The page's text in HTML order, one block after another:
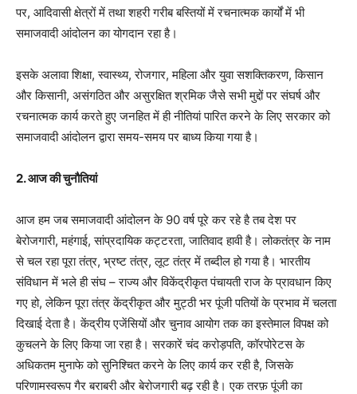
पर, आदिवासी क्षेत्रों में तथा शहरी गरीब बस्तियों में रचनात्मक कार्यों में भी
समाजवादी आंदोलन का योगदान रहा है।
इसके अलावा शिक्षा, स्वास्थ्य, रोजगार, महिला और युवा सशक्तिकरण, किसान
और किसानी, असंगठित और असुरक्षित श्रमिक जैसे सभी मुद्दों पर संघर्ष और
रचनात्मक कार्य करते हुए जनहित में ही नीतियां पारित करने के लिए सरकार को
समाजवादी आंदोलन द्वारा समय-समय पर बाध्य किया गया है।
2. आज की चुनौतियां
आज हम जब समाजवादी आंदोलन के 90 वर्ष पूरे कर रहे है तब देश पर
बेरोजगारी, महंगाई, सांप्रदायिक कट्टरता, जातिवाद हावी है। लोकतंत्र के नाम
से चल रहा पूरा तंत्र, भ्रष्ट तंत्र, लूट तंत्र में तब्दील हो गया है। भारतीय
संविधान में भले ही संघ – राज्य और विकेंद्रीकृत पंचायती राज के प्रावधान किए
गए हो, लेकिन पूरा तंत्र केंद्रीकृत और मुट्ठी भर पूंजी पतियों के प्रभाव में चलता
दिखाई देता है। केंद्रीय एजेंसियों और चुनाव आयोग तक का इस्तेमाल विपक्ष को
कुचलने के लिए किया जा रहा है। सरकारें चंद करोड़पति, कॉरपोरेटस के
अधिकतम मुनाफे को सुनिश्चित करने के लिए कार्य कर रही है, जिसके
परिणामस्वरूप गैर बराबरी और बेरोजगारी बढ़ रही है। एक तरफ़ पूंजी का